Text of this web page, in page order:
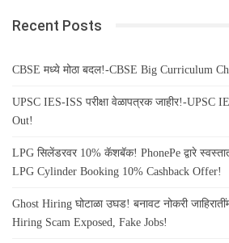
Recent Posts
CBSE मध्ये मोठा बदल!-CBSE Big Curriculum
UPSC IES-ISS परीक्षा वेळापत्रक जाहीर!-UPSC
Out!
LPG सिलेंडरवर 10% कॅशबॅक! PhonePe द्वारे
LPG Cylinder Booking 10% Cashback Offer!
Ghost Hiring घोटाळा उघड! बनावट नोकरी
Hiring Scam Exposed, Fake Jobs!